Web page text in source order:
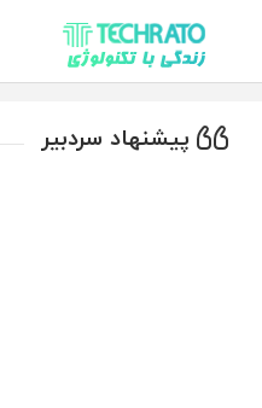
تکراتو – زندگی با تکنولوژی
پیشنهاد سردبیر